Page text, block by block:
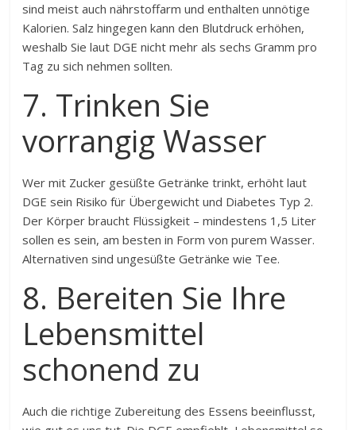
sind meist auch nährstoffarm und enthalten unnötige
Kalorien. Salz hingegen kann den Blutdruck erhöhen,
weshalb Sie laut DGE nicht mehr als sechs Gramm pro
Tag zu sich nehmen sollten.
7. Trinken Sie
vorrangig Wasser
Wer mit Zucker gesüßte Getränke trinkt, erhöht laut
DGE sein Risiko für Übergewicht und Diabetes Typ 2.
Der Körper braucht Flüssigkeit – mindestens 1,5 Liter
sollen es sein, am besten in Form von purem Wasser.
Alternativen sind ungesüßte Getränke wie Tee.
8. Bereiten Sie Ihre
Lebensmittel
schonend zu
Auch die richtige Zubereitung des Essens beeinflusst,